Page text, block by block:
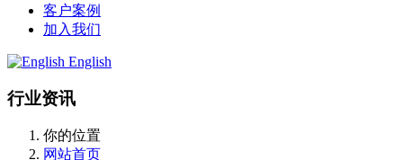
客户案例
加入我们
English
行业资讯
你的位置
网站首页